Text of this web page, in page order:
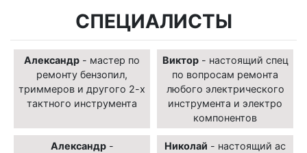
СПЕЦИАЛИСТЫ
Александр - мастер по
ремонту бензопил,
триммеров и другого 2-х
тактного инструмента
Виктор- настоящий спец
по вопросам ремонта
любого электрического
инструмента и электро
компонентов
Александр-
Николай - настоящий ас